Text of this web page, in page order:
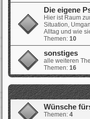
Die eigene
Hier ist Raum
Situation,
Alltag und wie
Themen: 10
sonstiges
alle weiteren
Themen: 16
Wünsche
Themen: 4